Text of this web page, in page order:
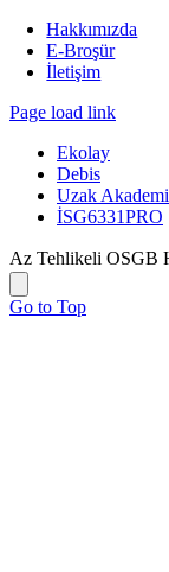
Hakkımızda
E-Broşür
İletişim
Page load link
Ekolay
Debis
Uzak Akademi
İSG6331PRO
Az Tehlikeli OSGB
Go to Top